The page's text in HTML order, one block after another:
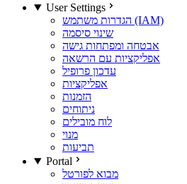
User Settings
הגדרות משתמש (IAM)
שינוי סיסמה
אבטחה ומפתחות גישה
אפליקציות עם הרשאה
עדכון פרופיל
אפליקציות
הזמנות
ניתוחים
לוח מובילים
מנוי
תביעות
Portal
מבוא לפורטל